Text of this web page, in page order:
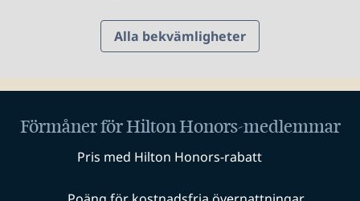
Alla bekvämligheter
Förmåner för Hilton Honors-medlemmar
Pris med Hilton Honors-rabatt